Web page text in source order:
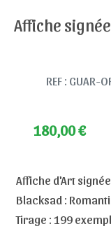
Affiche
REF : GUAR-
180,00€
Affiche d'Art
Blacksad :
Tirage : 199